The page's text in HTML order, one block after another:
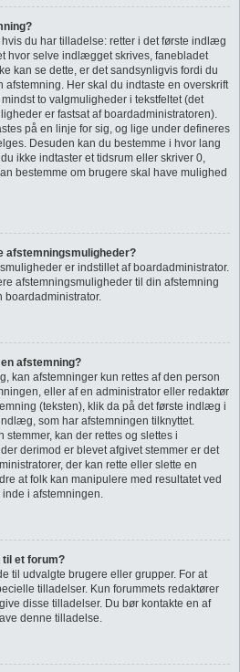
du har tilladelse: retter i det første indlæg
hvor selve indlægget skrives, fanebladet
kan se dette, er det sandsynligvis fordi du
afstemning. Her skal du indtaste en overskrift
to valgmuligheder i tekstfeltet (det
er fastsat af boardadministratoren).
på en linje for sig, og lige under defineres
Desuden kan du bestemme i hvor lang
ikke indtaster et tidsrum eller skriver 0,
bestemme om brugere skal have mulighed
afstemningsmuligheder?
er indstillet af boardadministrator.
afstemningsmuligheder til din afstemning
boardadministrator.
afstemning?
kan afstemninger kun rettes af den person
eller af en administrator eller redaktør
(teksten), klik da på det første indlæg i
som har afstemningen tilknyttet.
stemmer, kan der rettes og slettes i
derimod er blevet afgivet stemmer er det
der kan rette eller slette en
at folk kan manipulere med resultatet ved
i afstemningen.
til et forum?
til udvalgte brugere eller grupper. For at
tilladelser. Kun forummets redaktører
disse tilladelser. Du bør kontakte en af
denne tilladelse.